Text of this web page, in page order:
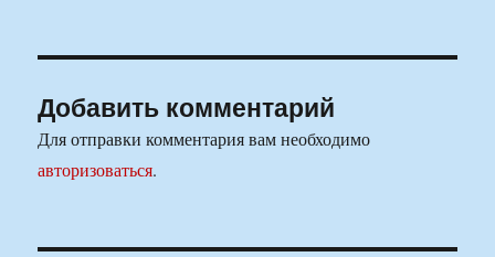
Добавить комментарий
Для отправки комментария вам необходимо
авторизоваться.